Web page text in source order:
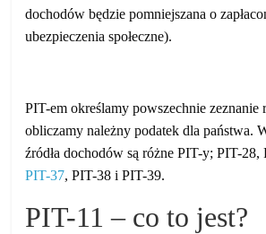
dochodów będzie pomniejszana o
ubezpieczenia społeczne).
PIT-em określamy powszechnie zeznanie
obliczamy należny podatek dla państwa.
źródła dochodów są różne PIT-y; PIT-
PIT-37, PIT-38 i PIT-39.
PIT-11 – co to jest?